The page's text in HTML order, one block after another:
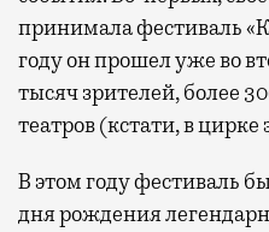
принимала фестиваль
году он прошел уже во
тысяч зрителей, более
театров (кстати, в
В этом году фестиваль
дня рождения